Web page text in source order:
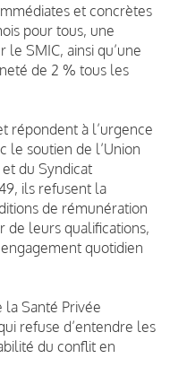
et concrètes
pour tous, une
SMIC, ainsi qu’une
de 2 % tous les
répondent à l’urgence
le soutien de l’Union
du Syndicat
ils refusent la
de rémunération
de leurs qualifications,
quotidien
la Santé Privée
refuse d’entendre les
du conflit en